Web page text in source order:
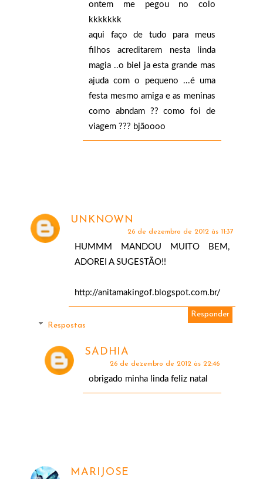
ontem me pegou no colo
kkkkkkk
aqui faço de tudo para meus
filhos acreditarem nesta linda
magia ..o biel ja esta grande mas
ajuda com o pequeno ...é uma
festa mesmo amiga e as meninas
como abndam ?? como foi de
viagem ??? bjãoooo
UNKNOWN
26 de dezembro de 2012 às 11:37
HUMMM MANDOU MUITO BEM,
ADOREI A SUGESTÃO!!
http://anitamakingof.blogspot.com.br/
Responder
Respostas
SADHIA
26 de dezembro de 2012 às 22:46
obrigado minha linda feliz natal
MARIJOSE